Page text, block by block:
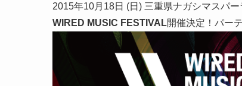
2015年10月18日 (日) 三重県ナガシマスパ
WIRED MUSIC FESTIVAL開催決定！パー